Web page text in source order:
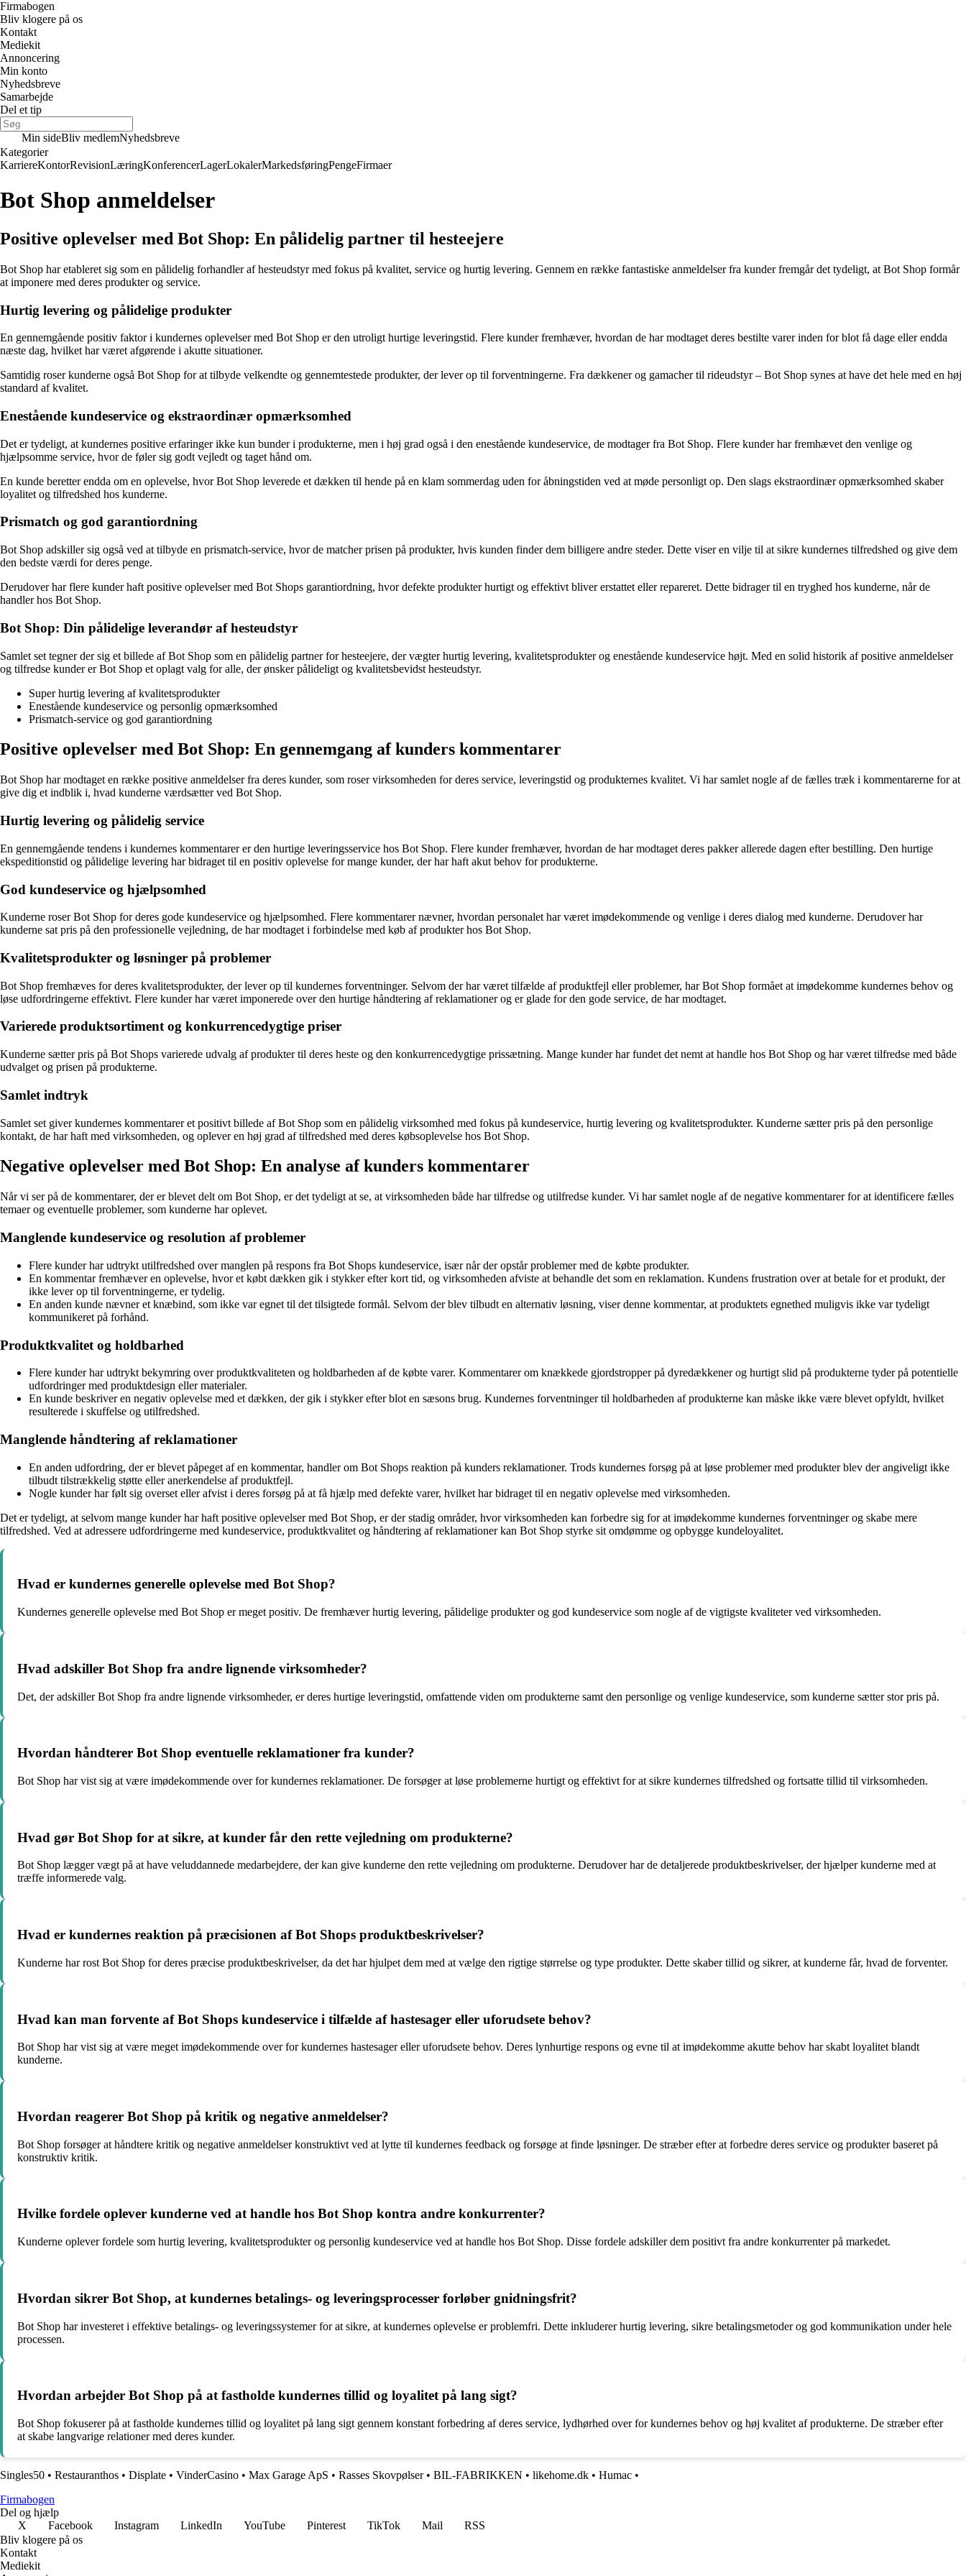
Firmabogen
Bliv klogere på os
Kontakt
Mediekit
Annoncering
Min konto
Nyhedsbreve
Samarbejde
Del et tip
Min sideBliv medlemNyhedsbreve
Kategorier
KarriereKontorRevisionLæringKonferencerLagerLokalerMarkedsføringPengeFirmaer
Bot Shop anmeldelser
Positive oplevelser med Bot Shop: En pålidelig partner til hesteejere
Bot Shop har etableret sig som en pålidelig forhandler af hesteudstyr med fokus på kvalitet, service og hurtig levering. Gennem en række fantastiske anmeldelser fra kunder fremgår det tydeligt, at Bot Shop formår
at imponere med deres produkter og service.
Hurtig levering og pålidelige produkter
En gennemgående positiv faktor i kundernes oplevelser med Bot Shop er den utroligt hurtige leveringstid. Flere kunder fremhæver, hvordan de har modtaget deres bestilte varer inden for blot få dage eller endda
næste dag, hvilket har været afgørende i akutte situationer.
Samtidig roser kunderne også Bot Shop for at tilbyde velkendte og gennemtestede produkter, der lever op til forventningerne. Fra dækkener og gamacher til rideudstyr – Bot Shop synes at have det hele med en høj
standard af kvalitet.
Enestående kundeservice og ekstraordinær opmærksomhed
Det er tydeligt, at kundernes positive erfaringer ikke kun bunder i produkterne, men i høj grad også i den enestående kundeservice, de modtager fra Bot Shop. Flere kunder har fremhævet den venlige og
hjælpsomme service, hvor de føler sig godt vejledt og taget hånd om.
En kunde beretter endda om en oplevelse, hvor Bot Shop leverede et dækken til hende på en klam sommerdag uden for åbningstiden ved at møde personligt op. Den slags ekstraordinær opmærksomhed skaber
loyalitet og tilfredshed hos kunderne.
Prismatch og god garantiordning
Bot Shop adskiller sig også ved at tilbyde en prismatch-service, hvor de matcher prisen på produkter, hvis kunden finder dem billigere andre steder. Dette viser en vilje til at sikre kundernes tilfredshed og give dem
den bedste værdi for deres penge.
Derudover har flere kunder haft positive oplevelser med Bot Shops garantiordning, hvor defekte produkter hurtigt og effektivt bliver erstattet eller repareret. Dette bidrager til en tryghed hos kunderne, når de
handler hos Bot Shop.
Bot Shop: Din pålidelige leverandør af hesteudstyr
Samlet set tegner der sig et billede af Bot Shop som en pålidelig partner for hesteejere, der vægter hurtig levering, kvalitetsprodukter og enestående kundeservice højt. Med en solid historik af positive anmeldelser
og tilfredse kunder er Bot Shop et oplagt valg for alle, der ønsker pålideligt og kvalitetsbevidst hesteudstyr.
Super hurtig levering af kvalitetsprodukter
Enestående kundeservice og personlig opmærksomhed
Prismatch-service og god garantiordning
Positive oplevelser med Bot Shop: En gennemgang af kunders kommentarer
Bot Shop har modtaget en række positive anmeldelser fra deres kunder, som roser virksomheden for deres service, leveringstid og produkternes kvalitet. Vi har samlet nogle af de fælles træk i kommentarerne for at
give dig et indblik i, hvad kunderne værdsætter ved Bot Shop.
Hurtig levering og pålidelig service
En gennemgående tendens i kundernes kommentarer er den hurtige leveringsservice hos Bot Shop. Flere kunder fremhæver, hvordan de har modtaget deres pakker allerede dagen efter bestilling. Den hurtige
ekspeditionstid og pålidelige levering har bidraget til en positiv oplevelse for mange kunder, der har haft akut behov for produkterne.
God kundeservice og hjælpsomhed
Kunderne roser Bot Shop for deres gode kundeservice og hjælpsomhed. Flere kommentarer nævner, hvordan personalet har været imødekommende og venlige i deres dialog med kunderne. Derudover har
kunderne sat pris på den professionelle vejledning, de har modtaget i forbindelse med køb af produkter hos Bot Shop.
Kvalitetsprodukter og løsninger på problemer
Bot Shop fremhæves for deres kvalitetsprodukter, der lever op til kundernes forventninger. Selvom der har været tilfælde af produktfejl eller problemer, har Bot Shop formået at imødekomme kundernes behov og
løse udfordringerne effektivt. Flere kunder har været imponerede over den hurtige håndtering af reklamationer og er glade for den gode service, de har modtaget.
Varierede produktsortiment og konkurrencedygtige priser
Kunderne sætter pris på Bot Shops varierede udvalg af produkter til deres heste og den konkurrencedygtige prissætning. Mange kunder har fundet det nemt at handle hos Bot Shop og har været tilfredse med både
udvalget og prisen på produkterne.
Samlet indtryk
Samlet set giver kundernes kommentarer et positivt billede af Bot Shop som en pålidelig virksomhed med fokus på kundeservice, hurtig levering og kvalitetsprodukter. Kunderne sætter pris på den personlige
kontakt, de har haft med virksomheden, og oplever en høj grad af tilfredshed med deres købsoplevelse hos Bot Shop.
Negative oplevelser med Bot Shop: En analyse af kunders kommentarer
Når vi ser på de kommentarer, der er blevet delt om Bot Shop, er det tydeligt at se, at virksomheden både har tilfredse og utilfredse kunder. Vi har samlet nogle af de negative kommentarer for at identificere fælles
temaer og eventuelle problemer, som kunderne har oplevet.
Manglende kundeservice og resolution af problemer
Flere kunder har udtrykt utilfredshed over manglen på respons fra Bot Shops kundeservice, især når der opstår problemer med de købte produkter.
En kommentar fremhæver en oplevelse, hvor et købt dækken gik i stykker efter kort tid, og virksomheden afviste at behandle det som en reklamation. Kundens frustration over at betale for et produkt, der
ikke lever op til forventningerne, er tydelig.
En anden kunde nævner et knæbind, som ikke var egnet til det tilsigtede formål. Selvom der blev tilbudt en alternativ løsning, viser denne kommentar, at produktets egnethed muligvis ikke var tydeligt
kommunikeret på forhånd.
Produktkvalitet og holdbarhed
Flere kunder har udtrykt bekymring over produktkvaliteten og holdbarheden af de købte varer. Kommentarer om knækkede gjordstropper på dyredækkener og hurtigt slid på produkterne tyder på potentielle
udfordringer med produktdesign eller materialer.
En kunde beskriver en negativ oplevelse med et dækken, der gik i stykker efter blot en sæsons brug. Kundernes forventninger til holdbarheden af produkterne kan måske ikke være blevet opfyldt, hvilket
resulterede i skuffelse og utilfredshed.
Manglende håndtering af reklamationer
En anden udfordring, der er blevet påpeget af en kommentar, handler om Bot Shops reaktion på kunders reklamationer. Trods kundernes forsøg på at løse problemer med produkter blev der angiveligt ikke
tilbudt tilstrækkelig støtte eller anerkendelse af produktfejl.
Nogle kunder har følt sig overset eller afvist i deres forsøg på at få hjælp med defekte varer, hvilket har bidraget til en negativ oplevelse med virksomheden.
Det er tydeligt, at selvom mange kunder har haft positive oplevelser med Bot Shop, er der stadig områder, hvor virksomheden kan forbedre sig for at imødekomme kundernes forventninger og skabe mere
tilfredshed. Ved at adressere udfordringerne med kundeservice, produktkvalitet og håndtering af reklamationer kan Bot Shop styrke sit omdømme og opbygge kundeloyalitet.
Hvad er kundernes generelle oplevelse med Bot Shop?
Kundernes generelle oplevelse med Bot Shop er meget positiv. De fremhæver hurtig levering, pålidelige produkter og god kundeservice som nogle af de vigtigste kvaliteter ved virksomheden.
Hvad adskiller Bot Shop fra andre lignende virksomheder?
Det, der adskiller Bot Shop fra andre lignende virksomheder, er deres hurtige leveringstid, omfattende viden om produkterne samt den personlige og venlige kundeservice, som kunderne sætter stor pris på.
Hvordan håndterer Bot Shop eventuelle reklamationer fra kunder?
Bot Shop har vist sig at være imødekommende over for kundernes reklamationer. De forsøger at løse problemerne hurtigt og effektivt for at sikre kundernes tilfredshed og fortsatte tillid til virksomheden.
Hvad gør Bot Shop for at sikre, at kunder får den rette vejledning om produkterne?
Bot Shop lægger vægt på at have veluddannede medarbejdere, der kan give kunderne den rette vejledning om produkterne. Derudover har de detaljerede produktbeskrivelser, der hjælper kunderne med at
træffe informerede valg.
Hvad er kundernes reaktion på præcisionen af Bot Shops produktbeskrivelser?
Kunderne har rost Bot Shop for deres præcise produktbeskrivelser, da det har hjulpet dem med at vælge den rigtige størrelse og type produkter. Dette skaber tillid og sikrer, at kunderne får, hvad de forventer.
Hvad kan man forvente af Bot Shops kundeservice i tilfælde af hastesager eller uforudsete behov?
Bot Shop har vist sig at være meget imødekommende over for kundernes hastesager eller uforudsete behov. Deres lynhurtige respons og evne til at imødekomme akutte behov har skabt loyalitet blandt
kunderne.
Hvordan reagerer Bot Shop på kritik og negative anmeldelser?
Bot Shop forsøger at håndtere kritik og negative anmeldelser konstruktivt ved at lytte til kundernes feedback og forsøge at finde løsninger. De stræber efter at forbedre deres service og produkter baseret på
konstruktiv kritik.
Hvilke fordele oplever kunderne ved at handle hos Bot Shop kontra andre konkurrenter?
Kunderne oplever fordele som hurtig levering, kvalitetsprodukter og personlig kundeservice ved at handle hos Bot Shop. Disse fordele adskiller dem positivt fra andre konkurrenter på markedet.
Hvordan sikrer Bot Shop, at kundernes betalings- og leveringsprocesser forløber gnidningsfrit?
Bot Shop har investeret i effektive betalings- og leveringssystemer for at sikre, at kundernes oplevelse er problemfri. Dette inkluderer hurtig levering, sikre betalingsmetoder og god kommunikation under hele
processen.
Hvordan arbejder Bot Shop på at fastholde kundernes tillid og loyalitet på lang sigt?
Bot Shop fokuserer på at fastholde kundernes tillid og loyalitet på lang sigt gennem konstant forbedring af deres service, lydhørhed over for kundernes behov og høj kvalitet af produkterne. De stræber efter
at skabe langvarige relationer med deres kunder.
Singles50 • Restauranthos • Displate • VinderCasino • Max Garage ApS • Rasses Skovpølser• BIL-FABRIKKEN • likehome.dk • Humac •
Firmabogen
Del og hjælp
X
Facebook Instagram LinkedIn YouTube Pinterest TikTok Mail
RSS
Bliv klogere på os
Kontakt
Mediekit